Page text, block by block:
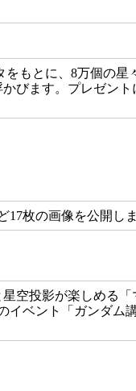
をもとに、8万個の星
びます。プレゼント
枚の画像を公開しま
空投影が楽しめる
イベント「ガンダム